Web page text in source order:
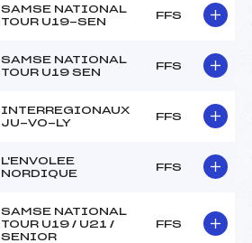
SAMSE NATIONAL
TOUR U19-SEN
FFS
SAMSE NATIONAL
TOUR U19 SEN
FFS
INTERREGIONAUX
JU-VO-LY
FFS
L'ENVOLEE
NORDIQUE
FFS
SAMSE NATIONAL
TOUR U19 / U21 /
SENIOR
FFS